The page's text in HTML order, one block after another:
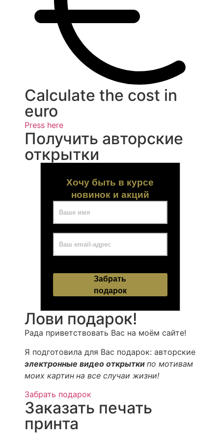
Calculate the cost in
euro
Press here
Получить авторские
открытки
Хочу быть в курсе
новинок и акций
Лови подарок!
Рада приветствовать Вас на моём сайте!
Я подготовила для Вас подарок: авторские
электронные видео открытки по мотивам
моих картин на все случаи жизни!
Забрать подарок
Заказать печать
принта